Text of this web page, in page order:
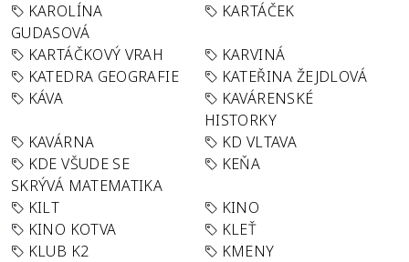
KAROLÍNA
GUDASOVÁ
KARTÁČEK
KARTÁČKOVÝ VRAH
KARVINÁ
KATEDRA GEOGRAFIE
KATEŘINA ŽEJDLOVÁ
KÁVA
KAVÁRENSKÉ
HISTORKY
KAVÁRNA
KD VLTAVA
KDE VŠUDE SE
SKRÝVÁ MATEMATIKA
KEŇA
KILT
KINO
KINO KOTVA
KLEŤ
KLUB K2
KMENY